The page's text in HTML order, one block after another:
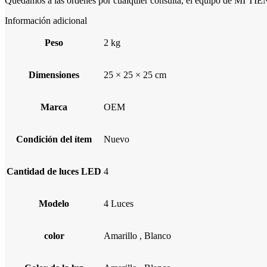
Información adicional
Peso 2 kg
Dimensiones 25 × 25 × 25 cm
Marca OEM
Condición del ítem Nuevo
Cantidad de luces LED 4
Modelo 4 Luces
color Amarillo , Blanco